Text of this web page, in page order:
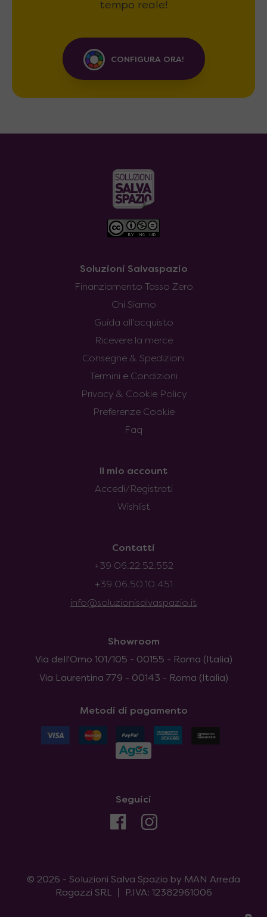
tempo reale!
CONFIGURA ORA!
Soluzioni Salvaspazio
Finanziamento Tasso Zero
Chi Siamo
Guida all’acquisto
Ricevere la merce
Consegne & Spedizioni
Termini e Condizioni
Privacy & Cookie Policy
Preferenze Cookie
Faq
Il mio account
Accedi/Registrati
Wishlist
Contatti
+39 06.22.52.552
+39 06.50.10.451
info@soluzionisalvaspazio.it
Showroom
Via dell'Omo 101/105 - 00155 - Roma (Italia)
Via Laurentina 779 - 00143 - Roma (Italia)
Metodi di pagamento
Seguici
© 2026 - Soluzioni Salva Spazio by MAN Arreda
Ragazzi SRL
P.IVA: 12382961006